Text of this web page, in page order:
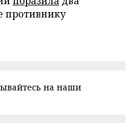
противнику
на наши